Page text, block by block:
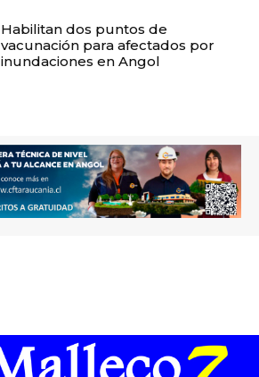
Habilitan dos puntos de
vacunación para afectados por
inundaciones en Angol